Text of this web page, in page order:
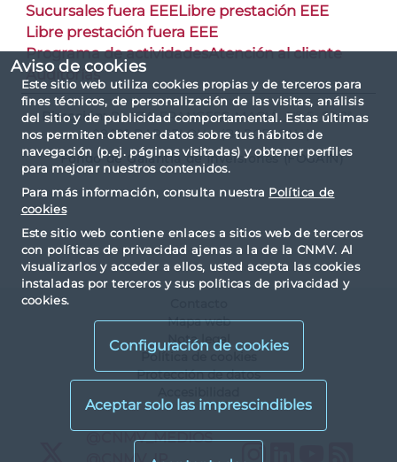
Aviso de cookies
Este sitio web utiliza cookies propias y de terceros para
fines técnicos, de personalización de las visitas, análisis
del sitio y de publicidad comportamental. Estas últimas
nos permiten obtener datos sobre tus hábitos de
navegación (p.ej. páginas visitadas) y obtener perfiles
para mejorar nuestros contenidos.
Para más información, consulta nuestra Política de
cookies
Este sitio web contiene enlaces a sitios web de terceros
con políticas de privacidad ajenas a la de la CNMV. Al
visualizarlos y acceder a ellos, usted acepta las cookies
instaladas por terceros y sus políticas de privacidad y
cookies.
Configuración de cookies
Sucursales fuera EEELibre prestación EEE
Libre prestación fuera EEE
Programa de actividadesAtención al cliente
Auditorías
Dirección:PLAZA FRANCESC MACIÁ, Nº 5, 5º 2ª -
08021 BARCELONA (BARCELONA)
Fondo de Garantía de Inversiones (FOGAIN)
Mapa web
Nota legal
Política de cookies
Protección de datos
X@CNMV_MEDIOS